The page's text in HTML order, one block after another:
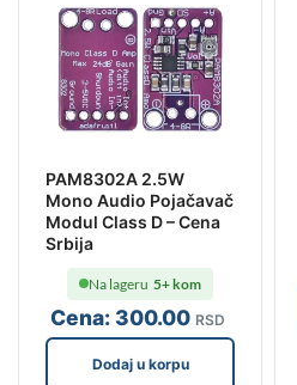
PAM8302A 2.5W
Mono Audio Pojačavač
Modul Class D – Cena
Srbija
Cena:300.00 RSD
Na lageru 5+ kom
Dodaj u korpu